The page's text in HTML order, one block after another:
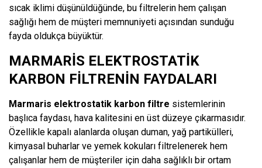
sıcak iklimi düşünüldüğünde, bu filtrelerin hem çalışan
sağlığı hem de müşteri memnuniyeti açısından sunduğu
fayda oldukça büyüktür.
MARMARIS ELEKTROSTATIK
KARBON FILTRENIN FAYDALARI
Marmaris elektrostatik karbon filtre sistemlerinin
başlıca faydası, hava kalitesini en üst düzeye çıkarmasıdır.
Özellikle kapalı alanlarda oluşan duman, yağ partikülleri,
kimyasal buharlar ve yemek kokuları filtrelenerek hem
çalışanlar hem de müşteriler için daha sağlıklı bir ortam